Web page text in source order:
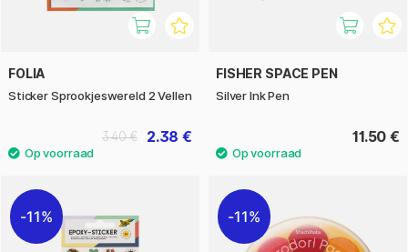
FOLIA
Sticker Sprookjeswereld 2 Vellen
2.38 €
3.40 €
FISHER SPACE PEN
Silver Ink Pen
11.50 €
11% 11%